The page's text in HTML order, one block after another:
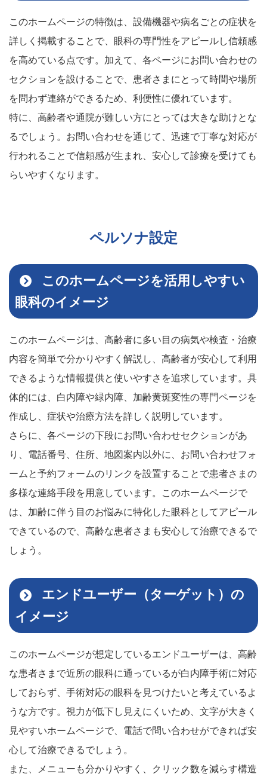
このホームページの特徴は、設備機器や病名ごとの症状を
詳しく掲載することで、眼科の専門性をアピールし信頼感
を高めている点です。加えて、各ページにお問い合わせの
セクションを設けることで、患者さまにとって時間や場所
を問わず連絡ができるため、利便性に優れています。
特に、高齢者や通院が難しい方にとっては大きな助けとな
るでしょう。お問い合わせを通じて、迅速で丁寧な対応が
行われることで信頼感が生まれ、安心して診療を受けても
らいやすくなります。
ペルソナ設定
このホームページを活用しやすい
眼科のイメージ
このホームページは、高齢者に多い目の病気や検査・治療
内容を簡単で分かりやすく解説し、高齢者が安心して利用
できるような情報提供と使いやすさを追求しています。具
体的には、白内障や緑内障、加齢黄斑変性の専門ページを
作成し、症状や治療方法を詳しく説明しています。
さらに、各ページの下段にお問い合わせセクションがあ
り、電話番号、住所、地図案内以外に、お問い合わせフォ
ームと予約フォームのリンクを設置することで患者さまの
多様な連絡手段を用意しています。このホームページで
は、加齢に伴う目のお悩みに特化した眼科としてアピール
できているので、高齢な患者さまも安心して治療できるで
しょう。
エンドユーザー（ターゲット）の
イメージ
このホームページが想定しているエンドユーザーは、高齢
な患者さまで近所の眼科に通っているが白内障手術に対応
しておらず、手術対応の眼科を見つけたいと考えているよ
うな方です。視力が低下し見えにくいため、文字が大きく
見やすいホームページで、電話で問い合わせができれば安
心して治療できるでしょう。
また、メニューも分かりやすく、クリック数を減らす構造